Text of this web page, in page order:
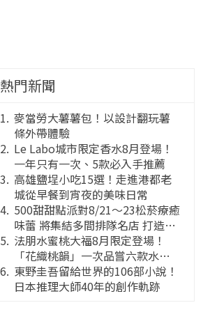
熱門新聞
麥當勞大薯薯包！以設計翻玩薯
條外帶體驗
Le Labo城市限定香水8月登場！
一年只有一次、5款必入手推薦
高雄鹽埕小吃15選！走進港都老
城從早餐到宵夜的美味日常
500甜甜點派對8/21～23松菸療癒
味蕾 將集結多間排隊名店 打造靈
感創意的舞台
法朋水蜜桃大福8月限定登場！
「花織桃韻」一次品嘗六款水蜜
桃花果大福
東野圭吾留給世界的106部小說！
日本推理大師40年的創作軌跡